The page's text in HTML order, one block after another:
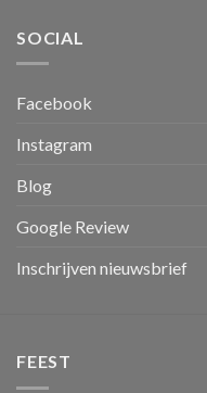
SOCIAL
Facebook
Instagram
Blog
Google Review
Inschrijven nieuwsbrief
FEEST